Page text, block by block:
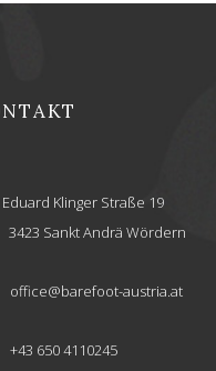
Eduard Klinger Straße 19
3423 Sankt Andrä Wördern
office@barefoot-austria.at
+43 650 4110245